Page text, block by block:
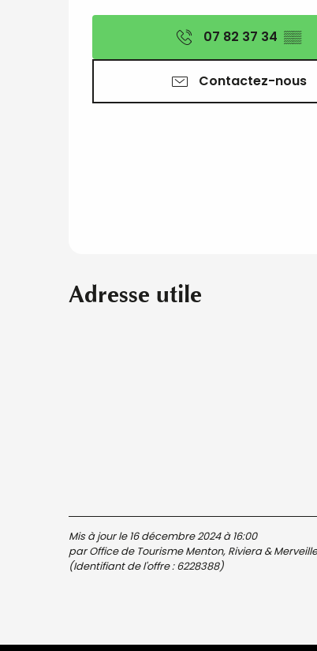
07 82 37 34 ▒▒
Contactez-nous
Adresse utile
Mis à jour le 16 décembre 2024 à 16:00
par Office de Tourisme Menton, Riviera &
(Identifiant de l'offre :6228388)